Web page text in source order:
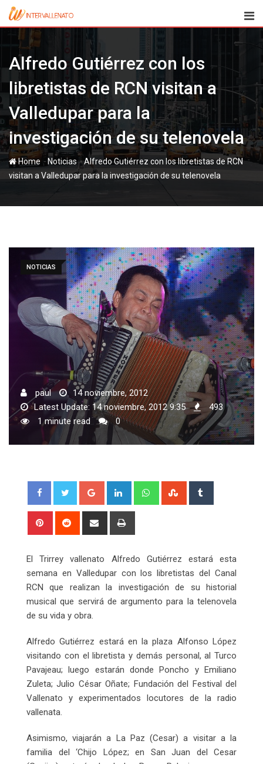
Skip
content
Alfredo Gutiérrez con los
libretistas de RCN visitan a
Valledupar para la
investigación de su telenovela
Home - Noticias-Alfredo Gutiérrez con los libretistas de RCN
visitan a Valledupar para la investigación de su telenovela
NOTICIAS
paul
14 noviembre, 2012
Latest Update: 14 noviembre, 2012 9:35
493
1 minute read
0
Google+ LinkedIn WhatsappStumbleUpon
Pinterest Reddit
Share
El Trirrey vallenato Alfredo Gutiérrez estará esta
semana en Valledupar con los libretistas del Canal
RCN que realizan la investigación de su historial
musical que servirá de argumento para la telenovela
de su vida y obra.
Alfredo Gutiérrez estará en la plaza Alfonso López
visitando con el libretista y demás personal, al Turco
Pavajeau; luego estarán donde Poncho y Emiliano
Zuleta; Julio César Oñate; Fundación del Festival del
Vallenato y experimentados locutores de la radio
vallenata.
Asimismo, viajarán a La Paz (Cesar) a visitar a la
familia del ‘Chijo López; en San Juan del Cesar